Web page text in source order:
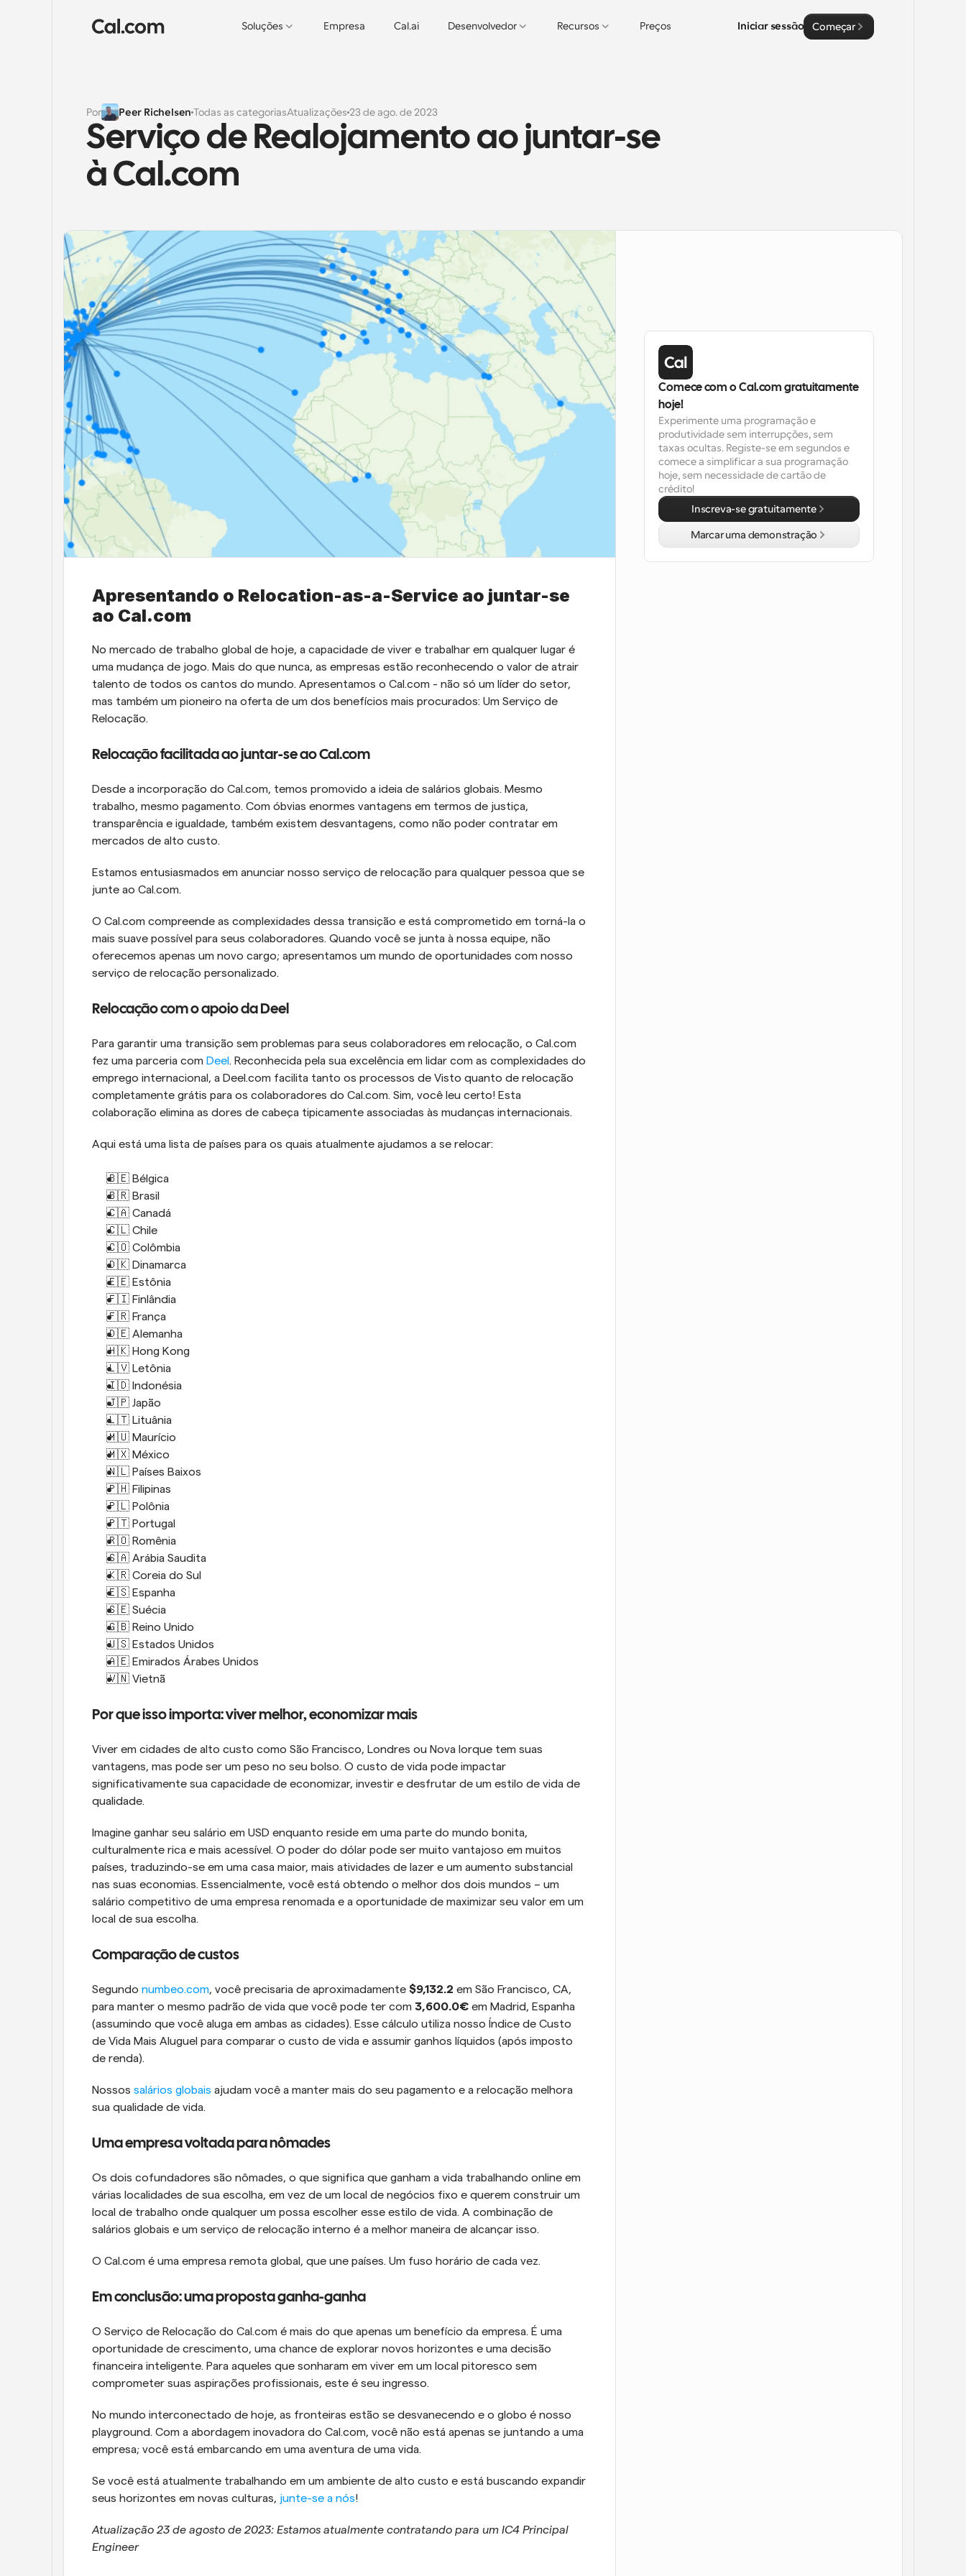
Soluções Empresa Cal.ai Desenvolvedor Recursos Preços Iniciar sessão Começar
Por Peer RichelsenTodas as categoriasAtualizações 23 de ago. de 2023
Serviço de Realojamento ao juntar-se
à Cal.com
Apresentando o Relocation-as-a-Service ao juntar-se
ao Cal.com
No mercado de trabalho global de hoje, a capacidade de viver e trabalhar em qualquer lugar é
uma mudança de jogo. Mais do que nunca, as empresas estão reconhecendo o valor de atrair
talento de todos os cantos do mundo. Apresentamos o Cal.com - não só um líder do setor,
mas também um pioneiro na oferta de um dos benefícios mais procurados: Um Serviço de
Relocação.
Relocação facilitada ao juntar-se ao Cal.com
Desde a incorporação do Cal.com, temos promovido a ideia de salários globais. Mesmo
trabalho, mesmo pagamento. Com óbvias enormes vantagens em termos de justiça,
transparência e igualdade, também existem desvantagens, como não poder contratar em
mercados de alto custo.
Estamos entusiasmados em anunciar nosso serviço de relocação para qualquer pessoa que se
junte ao Cal.com.
O Cal.com compreende as complexidades dessa transição e está comprometido em torná-la o
mais suave possível para seus colaboradores. Quando você se junta à nossa equipe, não
oferecemos apenas um novo cargo; apresentamos um mundo de oportunidades com nosso
serviço de relocação personalizado.
Relocação com o apoio da Deel
Para garantir uma transição sem problemas para seus colaboradores em relocação, o Cal.com
fez uma parceria com Deel . Reconhecida pela sua excelência em lidar com as complexidades do
emprego internacional, a Deel.com facilita tanto os processos de Visto quanto de relocação
completamente grátis para os colaboradores do Cal.com. Sim, você leu certo! Esta
colaboração elimina as dores de cabeça tipicamente associadas às mudanças internacionais.
Aqui está uma lista de países para os quais atualmente ajudamos a se relocar:
🇧🇪 Bélgica
🇧🇷 Brasil
🇨🇦 Canadá
🇨🇱 Chile
🇨🇴 Colômbia
🇩🇰 Dinamarca
🇪🇪 Estônia
🇫🇮 Finlândia
🇫🇷 França
🇩🇪 Alemanha
🇭🇰 Hong Kong
🇱🇻 Letônia
🇮🇩 Indonésia
🇯🇵 Japão
🇱🇹 Lituânia
🇲🇺 Maurício
🇲🇽 México
🇳🇱 Países Baixos
🇵🇭 Filipinas
🇵🇱 Polônia
🇵🇹 Portugal
🇷🇴 Romênia
🇸🇦 Arábia Saudita
🇰🇷 Coreia do Sul
🇪🇸 Espanha
🇸🇪 Suécia
🇬🇧 Reino Unido
🇺🇸 Estados Unidos
🇦🇪 Emirados Árabes Unidos
🇻🇳 Vietnã
Por que isso importa: viver melhor, economizar mais
Viver em cidades de alto custo como São Francisco, Londres ou Nova Iorque tem suas
vantagens, mas pode ser um peso no seu bolso. O custo de vida pode impactar
significativamente sua capacidade de economizar, investir e desfrutar de um estilo de vida de
qualidade.
Imagine ganhar seu salário em USD enquanto reside em uma parte do mundo bonita,
culturalmente rica e mais acessível. O poder do dólar pode ser muito vantajoso em muitos
países, traduzindo-se em uma casa maior, mais atividades de lazer e um aumento substancial
nas suas economias. Essencialmente, você está obtendo o melhor dos dois mundos – um
salário competitivo de uma empresa renomada e a oportunidade de maximizar seu valor em um
local de sua escolha.
Comparação de custos
Segundo numbeo.com, você precisaria de aproximadamente $9,132.2 em São Francisco, CA,
para manter o mesmo padrão de vida que você pode ter com 3,600.0€ em Madrid, Espanha
(assumindo que você aluga em ambas as cidades). Esse cálculo utiliza nosso Índice de Custo
de Vida Mais Aluguel para comparar o custo de vida e assumir ganhos líquidos (após imposto
de renda).
Nossos salários globais ajudam você a manter mais do seu pagamento e a relocação melhora
sua qualidade de vida.
Uma empresa voltada para nômades
Os dois cofundadores são nômades, o que significa que ganham a vida trabalhando online em
várias localidades de sua escolha, em vez de um local de negócios fixo e querem construir um
local de trabalho onde qualquer um possa escolher esse estilo de vida. A combinação de
salários globais e um serviço de relocação interno é a melhor maneira de alcançar isso.
O Cal.com é uma empresa remota global, que une países. Um fuso horário de cada vez.
Em conclusão: uma proposta ganha-ganha
O Serviço de Relocação do Cal.com é mais do que apenas um benefício da empresa. É uma
oportunidade de crescimento, uma chance de explorar novos horizontes e uma decisão
financeira inteligente. Para aqueles que sonharam em viver em um local pitoresco sem
comprometer suas aspirações profissionais, este é seu ingresso.
No mundo interconectado de hoje, as fronteiras estão se desvanecendo e o globo é nosso
playground. Com a abordagem inovadora do Cal.com, você não está apenas se juntando a uma
empresa; você está embarcando em uma aventura de uma vida.
Se você está atualmente trabalhando em um ambiente de alto custo e está buscando expandir
seus horizontes em novas culturas, junte-se a nós!
Atualização 23 de agosto de 2023: Estamos atualmente contratando para um IC4 Principal
Engineer
Comece com o Cal.com gratuitamente
hoje!
Experimente uma programação e
produtividade sem interrupções, sem
taxas ocultas. Registe-se em segundos e
comece a simplificar a sua programação
hoje, sem necessidade de cartão de
crédito!
Inscreva-se gratuitamente
Marcar uma demonstração